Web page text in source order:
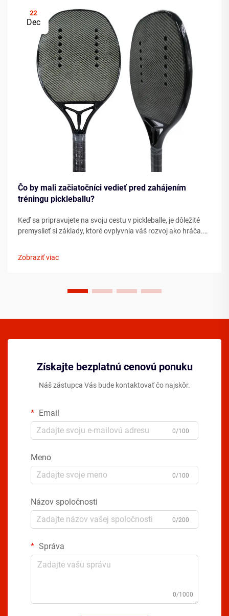
22
Dec
Čo by mali začiatočníci vedieť pred zahájením
tréningu pickleballu?
Keď sa pripravujete na svoju cestu v pickleballe, je dôležité
premyslieť si základy, ktoré ovplyvnia váš rozvoj ako hráča.
Zobraziť viac
Získajte bezplatnú cenovú ponuku
Náš zástupca Vás bude kontaktovať čo najskôr.
Email
0/100
Meno
0/100
Názov spoločnosti
0/200
Správa
0/1000